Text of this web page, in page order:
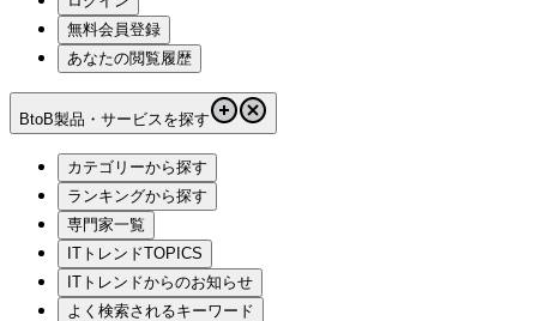
無料会員登録
あなたの閲覧履歴
BtoB製品・サービスを探す
カテゴリーから探す
ランキングから探す
専門家一覧
ITトレンドTOPICS
ITトレンドからのお知らせ
よく検索されるキーワード